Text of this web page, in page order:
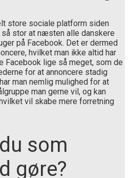
store sociale platform siden
stor at næsten alle danskere
på Facebook. Det er dermed
hvilket man ikke altid har
Facebook lige så meget, som de
for at annoncere stadig
man nemlig mulighed for at
man gerne vil, og kan
vil skabe mere forretning
som
gøre?